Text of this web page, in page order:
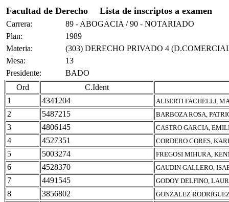
Facultad de Derecho Lista de inscriptos a examen
Carrera:
89 - ABOGACIA / 90 - NOTARIADO
Plan:
1989
Materia:
(303) DERECHO PRIVADO 4
Mesa:
13
Presidente:
BADO
Ord
C.Ident
1
4341204 ALBERTI FACHELLI,
2 5487215 BARBOZA ROSA,
3 4806145 CASTRO GARCIA,
4 4527351 CORDERO CORES,
5 5003274 FREGOSI MIHURA,
6 4528370 GAUDIN GALLERO,
7 4491545 GODOY DELFINO,
8 3856802 GONZALEZ